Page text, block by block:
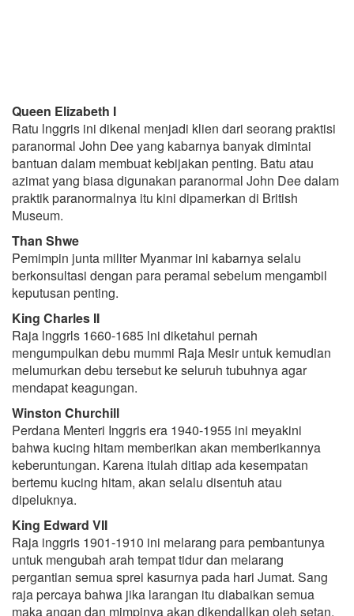
Queen Elizabeth I
Ratu lnggris ini dikenal menjadi klien dari seorang praktisi
paranormal John Dee yang kabarnya banyak dimintai
bantuan dalam membuat kebijakan penting. Batu atau
azimat yang biasa digunakan paranormal John Dee dalam
praktik paranormalnya itu kini dipamerkan di British
Museum.
Than Shwe
Pemimpin junta militer Myanmar ini kabarnya selalu
berkonsultasi dengan para peramal sebelum mengambil
keputusan penting.
King Charles II
Raja lnggrls 1660-1685 lni diketahui pernah
mengumpulkan debu mummi Raja Mesir untuk kemudian
melumurkan debu tersebut ke seluruh tubuhnya agar
mendapat keagungan.
Winston Churchill
Perdana Menteri Inggris era 1940-1955 ini meyakini
bahwa kucing hitam memberikan akan memberikannya
keberuntungan. Karena itulah ditiap ada kesempatan
bertemu kucing hitam, akan selalu disentuh atau
dipeluknya.
King Edward VII
Raja inggris 1901-1910 ini melarang para pembantunya
untuk mengubah arah tempat tidur dan melarang
pergantian semua sprei kasurnya pada hari Jumat. Sang
raja percaya bahwa jika larangan itu diabaikan semua
maka angan dan mimpinya akan dikendallkan oleh setan.